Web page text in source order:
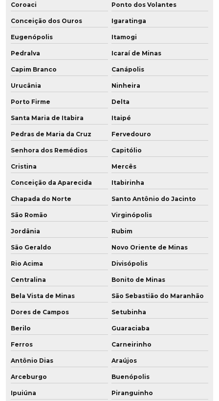
Coroaci Ponto dos Volantes
Conceição dos Ouros Igaratinga
Eugenópolis Itamogi
Pedralva Icaraí de Minas
Capim Branco Canápolis
Urucânia Ninheira
Porto Firme Delta
Santa Maria de Itabira Itaipé
Pedras de Maria da Cruz Fervedouro
Senhora dos Remédios Capitólio
Cristina Mercês
Conceição da Aparecida Itabirinha
Chapada do Norte Santo Antônio do Jacinto
São Romão Virginópolis
Jordânia Rubim
São Geraldo Novo Oriente de Minas
Rio Acima Divisópolis
Centralina Bonito de Minas
Bela Vista de Minas São Sebastião do Maranhão
Dores de Campos Setubinha
Berilo Guaraciaba
Ferros Carneirinho
Antônio Dias Araújos
Arceburgo Buenópolis
Ipuiúna Piranguinho